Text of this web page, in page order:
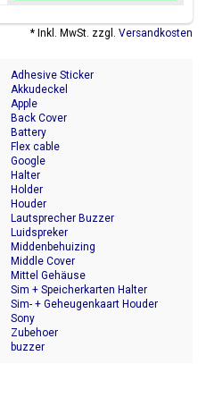
* Inkl. MwSt. zzgl. Versandkosten
Adhesive Sticker
Akkudeckel
Apple
Back Cover
Battery
Flex cable
Google
Halter
Holder
Houder
Lautsprecher Buzzer
Luidspreker
Middenbehuizing
Middle Cover
Mittel Gehäuse
Sim + Speicherkarten Halter
Sim- + Geheugenkaart Houder
Sony
Zubehoer
buzzer